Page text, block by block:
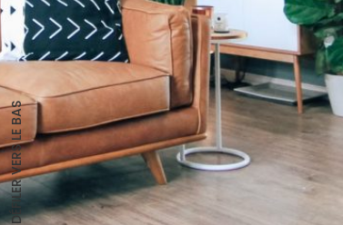
DÉFILER VERS LE BAS